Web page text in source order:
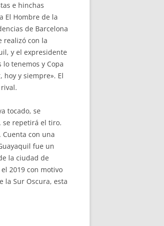
e hinchas
El Hombre de la
de Barcelona
realizó con la
y el expresidente
tenemos y Copa
y siempre». El
tocado, se
se repetirá el tiro.
con una
fue un
la ciudad de
2019 con motivo
la Sur Oscura, esta